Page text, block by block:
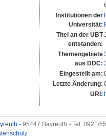
Institutionen der
Universität:
Titel an der UBT
entstanden:
Themengebiete
aus DDC:
Eingestellt am:
Letzte Änderung:
URI:
- 95447 Bayreuth - Tel. 0921/